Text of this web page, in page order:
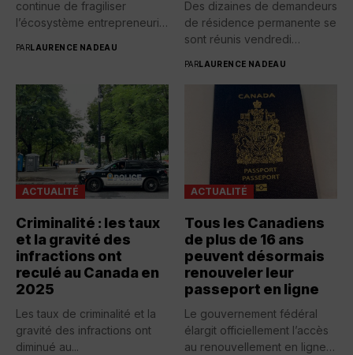
continue de fragiliser
l’écosystème entrepreneurial
PARLAURENCE NADEAU
Des dizaines de demandeurs
de résidence permanente se
sont réunis vendredi
PARLAURENCE NADEAU
ACTUALITÉ
Criminalité : les taux
et la gravité des
infractions ont
reculé au Canada en
2025
Les taux de criminalité et la
gravité des infractions ont
diminué au...
ACTUALITÉ
Tous les Canadiens
de plus de 16 ans
peuvent désormais
renouveler leur
passeport en ligne
Le gouvernement fédéral
élargit officiellement l’accès
au renouvellement en ligne